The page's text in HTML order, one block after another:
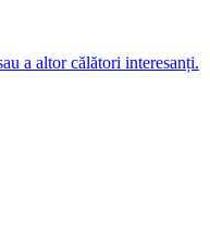
a altor călători interesanți.